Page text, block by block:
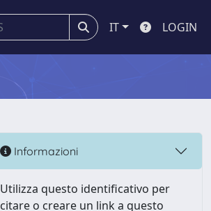
IT LOGIN
Informazioni
Utilizza questo identificativo per
citare o creare un link a questo